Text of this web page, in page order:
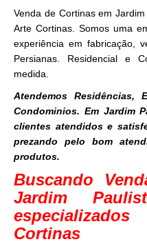
Venda de Cortinas em
Arte Cortinas. Somos uma
experiência em fabricação,
Persianas. Residencial e
medida.
Atendemos Residências,
Condominios. Em Jardim
clientes atendidos e
prezando pelo bom
produtos.
Buscando
Jardim
Cortinas